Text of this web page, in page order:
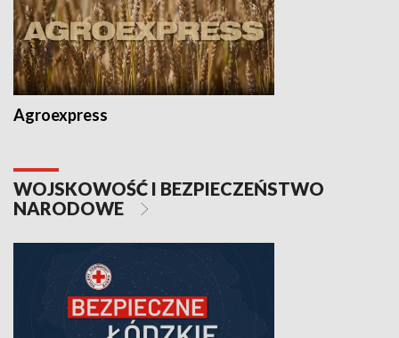
Agroexpress
WOJSKOWOŚĆ I BEZPIECZEŃSTWO
NARODOWE